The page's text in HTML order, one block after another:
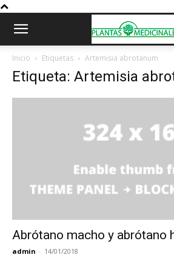
Inicio Etiquetas Artemisia abrotanum
Etiqueta: Artemisia
Abrótano macho y abrótano
admin - 14/01/2018